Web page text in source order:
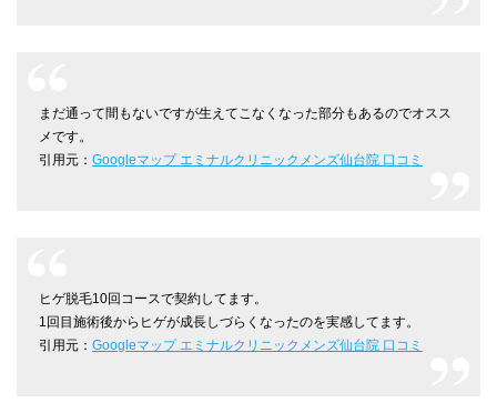
まだ通って間もないですが生えてこなくなった部分もあるのでオスス
メです。
引用元： Googleマップ エミナルクリニックメンズ仙台院 口コミ
ヒゲ脱毛10回コースで契約してます。
1回目施術後からヒゲが成長しづらくなったのを実感してます。
引用元： Googleマップ エミナルクリニックメンズ仙台院 口コミ